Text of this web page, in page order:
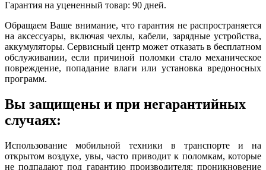
Гарантия на уцененный товар: 90 дней.
Обращаем Ваше внимание, что гарантия не распространяется
на аксессуары, включая чехлы, кабели, зарядные устройства,
аккумуляторы. Сервисный центр может отказать в бесплатном
обслуживании, если причиной поломки стало механическое
повреждение, попадание влаги или установка вредоносных
программ.
Вы защищены и при негарантийных
случаях:
Использование мобильной техники в транспорте и на
открытом воздухе, увы, часто приводит к поломкам, которые
не подпадают под гарантию производителя: проникновение